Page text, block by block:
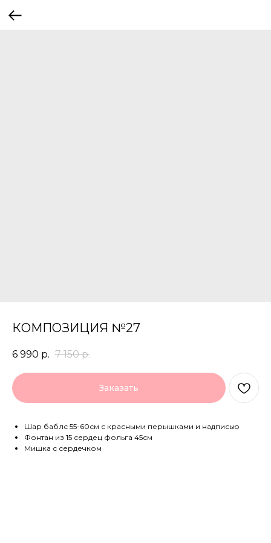
КОМПОЗИЦИЯ №27
6 990 р. 7 150 р.
Заказать
Шар баблс 55-60см с красными перышками и надписью
Фонтан из 15 сердец фольга 45см
Мишка с сердечком